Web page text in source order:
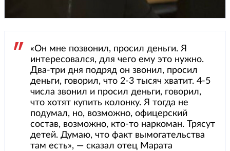
«Он мне позвонил, просил деньги. Я
интересовался, для чего ему это нужно.
Два-три дня подряд он звонил, просил
деньги, говорил, что 2-3 тысяч хватит. 4-5
числа звонил и просил деньги, говорил,
что хотят купить колонку. Я тогда не
подумал, но, возможно, офицерский
состав, возможно, кто-то наркоман. Трясут
детей. Думаю, что факт вымогательства
там есть», — сказал отец Марата